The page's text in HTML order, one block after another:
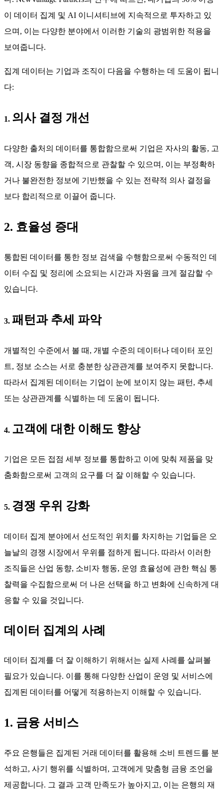
이 데이터 집계 및 AI 이니셔티브에 지속적으로 투자하고 있
으며, 이는 다양한 분야에서 이러한 기술의 광범위한 적용을
보여줍니다.
집계 데이터는 기업과 조직이 다음을 수행하는 데 도움이 됩니
다:
1. 의사 결정 개선
다양한 출처의 데이터를 통합함으로써 기업은 자사의 활동, 고
객, 시장 동향을 종합적으로 관찰할 수 있으며, 이는 부정확하
거나 불완전한 정보에 기반했을 수 있는 전략적 의사 결정을
보다 합리적으로 이끌어 줍니다.
2. 효율성 증대
통합된 데이터를 통한 정보 검색을 수행함으로써 수동적인 데
이터 수집 및 정리에 소요되는 시간과 자원을 크게 절감할 수
있습니다.
3. 패턴과 추세 파악
개별적인 수준에서 볼 때, 개별 수준의 데이터나 데이터 포인
트, 정보 소스는 서로 충분한 상관관계를 보여주지 못합니다.
따라서 집계된 데이터는 기업이 눈에 보이지 않는 패턴, 추세
또는 상관관계를 식별하는 데 도움이 됩니다.
4. 고객에 대한 이해도 향상
기업은 모든 접점 세부 정보를 통합하고 이에 맞춰 제품을 맞
춤화함으로써 고객의 요구를 더 잘 이해할 수 있습니다.
5. 경쟁 우위 강화
데이터 집계 분야에서 선도적인 위치를 차지하는 기업들은 오
늘날의 경쟁 시장에서 우위를 점하게 됩니다. 따라서 이러한
조직들은 산업 동향, 소비자 행동, 운영 효율성에 관한 핵심 통
찰력을 수집함으로써 더 나은 선택을 하고 변화에 신속하게 대
응할 수 있을 것입니다.
데이터 집계의 사례
데이터 집계를 더 잘 이해하기 위해서는 실제 사례를 살펴볼
필요가 있습니다. 이를 통해 다양한 산업이 운영 및 서비스에
집계된 데이터를 어떻게 적용하는지 이해할 수 있습니다.
1. 금융 서비스
주요 은행들은 집계된 거래 데이터를 활용해 소비 트렌드를 분
석하고, 사기 행위를 식별하며, 고객에게 맞춤형 금융 조언을
제공합니다. 그 결과 고객 만족도가 높아지고, 이는 은행의 재